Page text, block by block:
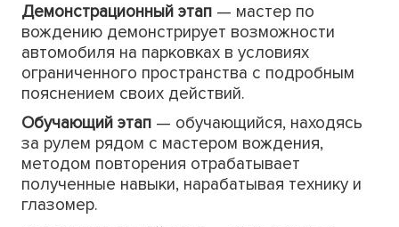
Демонстрационный этап — мастер по
вождению демонстрирует возможности
автомобиля на парковках в условиях
ограниченного пространства с подробным
пояснением своих действий.
Обучающий этап — обучающийся, находясь
за рулем рядом с мастером вождения,
методом повторения отрабатывает
полученные навыки, нарабатывая технику и
глазомер.